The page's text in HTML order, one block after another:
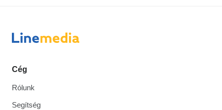
Cég
Rólunk
Segítség